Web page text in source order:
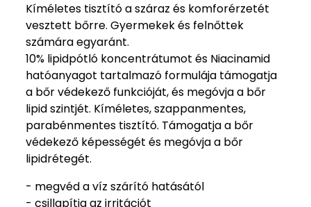
Kíméletes tisztító a száraz és komforérzetét
vesztett bőrre. Gyermekek és felnőttek
számára egyaránt.
10% lipidpótló koncentrátumot és Niacinamid
hatóanyagot tartalmazó formulája támogatja
a bőr védekező funkcióját, és megóvja a bőr
lipid szintjét. Kíméletes, szappanmentes,
parabénmentes tisztító. Támogatja a bőr
védekező képességét és megóvja a bőr
lipidrétegét.
- megvéd a víz szárító hatásától
- csillapítja az irritációt